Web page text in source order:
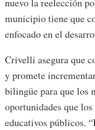
nuevo la reelección
municipio tiene que
enfocado en el
Crivelli asegura que
y promete
bilingüe para que los
oportunidades que
educativos públicos.